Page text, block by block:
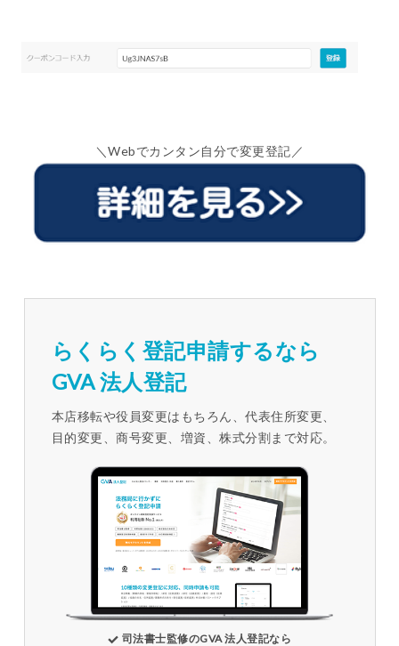
＼Webでカンタン自分で変更登記／
らくらく登記申請するなら
GVA 法人登記
本店移転や役員変更はもちろん、代表住所変更、
目的変更、商号変更、増資、株式分割まで対応。
司法書士監修のGVA 法人登記なら